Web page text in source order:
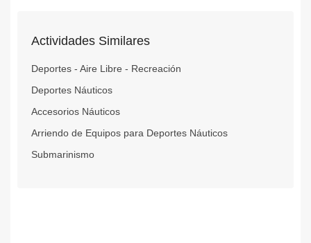
Actividades Similares
Deportes - Aire Libre - Recreación
Deportes Náuticos
Accesorios Náuticos
Arriendo de Equipos para Deportes Náuticos
Submarinismo